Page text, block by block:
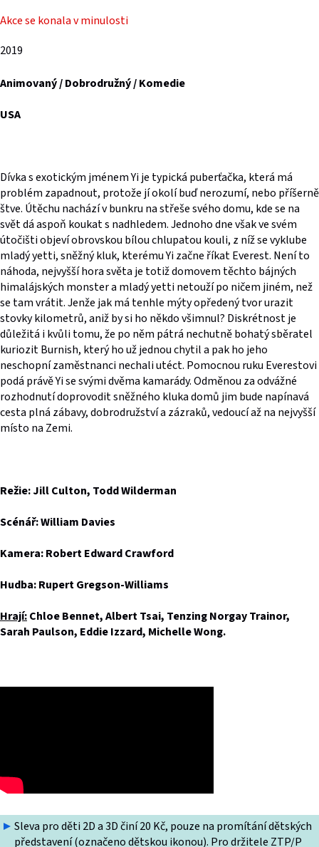
Sleva pro děti 2D a 3D činí 20 Kč, pouze na promítání dětských
představení (označeno dětskou ikonou). Pro držitele ZTP/P
Akce se konala v minulosti
2019
Animovaný / Dobrodružný / Komedie
USA
Dívka s exotickým jménem Yi je typická puberťačka, která má
problém zapadnout, protože jí okolí buď nerozumí, nebo příšerně
štve. Útěchu nachází v bunkru na střeše svého domu, kde se na
svět dá aspoň koukat s nadhledem. Jednoho dne však ve svém
útočišti objeví obrovskou bílou chlupatou kouli, z níž se vyklube
mladý yetti, sněžný kluk, kterému Yi začne říkat Everest. Není to
náhoda, nejvyšší hora světa je totiž domovem těchto bájných
himalájských monster a mladý yetti netouží po ničem jiném, než
se tam vrátit. Jenže jak má tenhle mýty opředený tvor urazit
stovky kilometrů, aniž by si ho někdo všimnul? Diskrétnost je
důležitá i kvůli tomu, že po něm pátrá nechutně bohatý sběratel
kuriozit Burnish, který ho už jednou chytil a pak ho jeho
neschopní zaměstnanci nechali utéct. Pomocnou ruku Everestovi
podá právě Yi se svými dvěma kamarády. Odměnou za odvážné
rozhodnutí doprovodit sněžného kluka domů jim bude napínavá
cesta plná zábavy, dobrodružství a zázraků, vedoucí až na nejvyšší
místo na Zemi.
Režie: Jill Culton, Todd Wilderman
Scénář: William Davies
Kamera: Robert Edward Crawford
Hudba: Rupert Gregson-Williams
Hrají:Chloe Bennet, Albert Tsai, Tenzing Norgay Trainor,
Sarah Paulson, Eddie Izzard, Michelle Wong.